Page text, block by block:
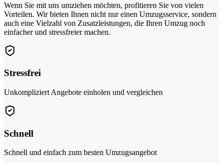
Wenn Sie mit uns umziehen möchten, profitieren Sie von vielen
Vorteilen. Wir bieten Ihnen nicht nur einen Umzugsservice, sondern
auch eine Vielzahl von Zusatzleistungen, die Ihren Umzug noch
einfacher und stressfreier machen.
Stressfrei
Unkompliziert Angebote einholen und vergleichen
Schnell
Schnell und einfach zum besten Umzugsangebot